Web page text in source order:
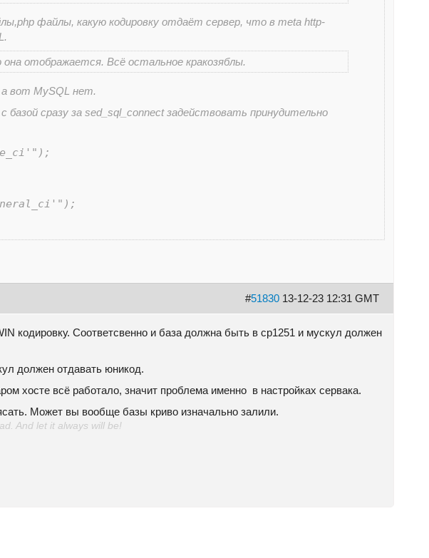
файлы, какую кодировку отдаёт сервер, что в meta http-
отображается. Всё остальное кракозяблы.
вот MySQL нет.
сразу за sed_sql_connect задействовать принудительно
#51830 13-12-23 12:31 GMT
кодировку. Соответсвенно и база должна быть в cp1251 и мускул должен
должен отдавать юникод.
хосте всё работало, значит проблема именно в настройках сервака.
Может вы вообще базы криво изначально залили.
And let it always will be!